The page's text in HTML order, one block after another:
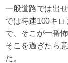
一般道路では出
では時速100キ
で、そこが一番
そこを過ぎたら
た。